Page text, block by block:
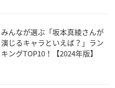
伝説 Die Ne
星乱 第1章
ウェンリー
劇場版 うたの☆プリ
ンスさまっ♪ マジLO
VEキングダム
みんなが選ぶ「坂本真綾さんが
演じるキャラといえば？」ラン
キングTOP10！【2024年版】